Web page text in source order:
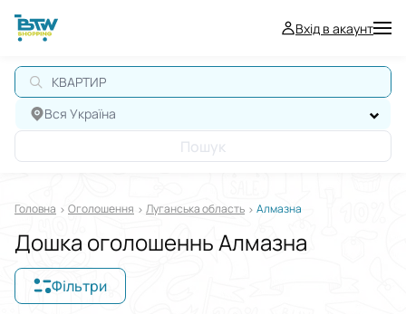
Вхід в акаунт
КВАРТИРА
Вся Україна
Пошук
Головна Оголошення Луганська область Алмазна
Дошка оголошеннь Алмазна
Фільтри